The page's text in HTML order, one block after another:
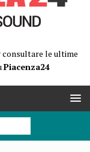
consultare le ultime
Piacenza24